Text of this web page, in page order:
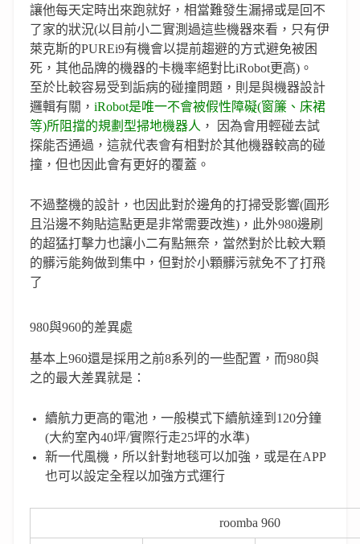
讓他每天定時出來跑就好，相當難發生漏掃或是回不
了家的狀況(以目前小二實測過這些機器來看，只有伊
萊克斯的PUREi9有機會以提前趨避的方式避免被困
死，其他品牌的機器的卡機率絕對比iRobot更高)。
至於比較容易受到詬病的碰撞問題，則是與機器設計
邏輯有關， iRobot是唯一不會被假性障礙(窗簾、床裙
等)所阻擋的規劃型掃地機器人 ， 因為會用輕碰去試
探能否通過，這就代表會有相對於其他機器較高的碰
撞，但也因此會有更好的覆蓋。
不過整機的設計，也因此對於邊角的打掃受影響(圓形
且沿邊不夠貼這點更是非常需要改進)，此外980邊刷
的超猛打擊力也讓小二有點無奈，當然對於比較大顆
的髒污能夠做到集中，但對於小顆髒污就免不了打飛
了
980與960的差異處
基本上960還是採用之前8系列的一些配置，而980與
之的最大差異就是：
續航力更高的電池，一般模式下續航達到120分鐘
(大約室內40坪/實際行走25坪的水準)
新一代風機，所以針對地毯可以加強，或是在APP
也可以設定全程以加強方式運行
roomba 960